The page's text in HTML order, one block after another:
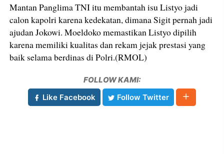
Mantan Panglima TNI itu membantah isu Listyo jadi
calon kapolri karena kedekatan, dimana Sigit pernah jadi
ajudan Jokowi. Moeldoko memastikan Listyo dipilih
karena memiliki kualitas dan rekam jejak prestasi yang
baik selama berdinas di Polri.(RMOL)
FOLLOW KAMI:
Like Facebook
Follow Twitter